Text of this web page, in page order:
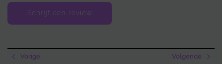
Schrijf een review
Vorige Volgende